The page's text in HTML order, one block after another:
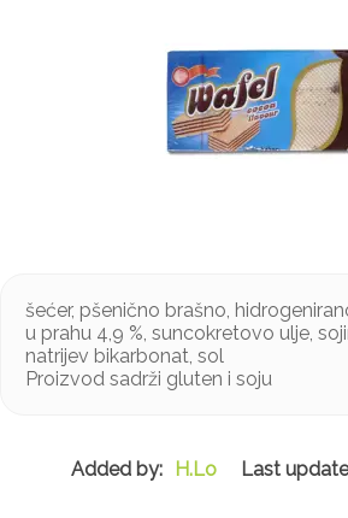
šećer, pšenično brašno,
u prahu 4,9 %, suncokretovo ulje,
natrijev bikarbonat, sol
Proizvod sadrži gluten i soju
H.Lo